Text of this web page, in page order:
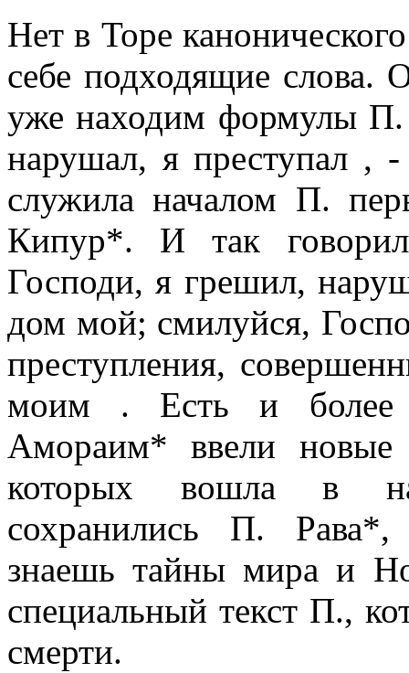
Нет в Торе
себе подходящие
уже находим формулы
нарушал, я преступал ,
служила началом П.
Кипур*. И так
Господи, я грешил,
дом мой; смилуйся,
преступления,
моим . Есть и более
Амораим* ввели новые
которых вошла в
сохранились П.
знаешь тайны мира и
специальный текст П.,
смерти.